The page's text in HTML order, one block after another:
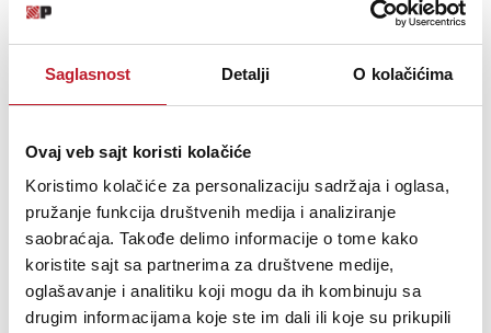
Saglasnost Detalji O kolačićima
Ovaj veb sajt koristi kolačiće
Koristimo kolačiće za personalizaciju sadržaja i oglasa,
pružanje funkcija društvenih medija i analiziranje
saobraćaja. Takođe delimo informacije o tome kako
koristite sajt sa partnerima za društvene medije,
oglašavanje i analitiku koji mogu da ih kombinuju sa
drugim informacijama koje ste im dali ili koje su prikupili
SYSTEM POWER:
WIDTH:4.13” (105mm)
DEPTH:4.31” (109.5mm)
VOLTAGE:100-240V 50/60Hz Internal Power Supply
INCLUDED ACCESSORIES:
• (2) 2.0m Right-Angle IEC Power Cord (Region Specific)
• (1) Flexus Transport Wireless dongle
• (1) User Manual
MOUNTING:1/4” x 20 Threaded Insert